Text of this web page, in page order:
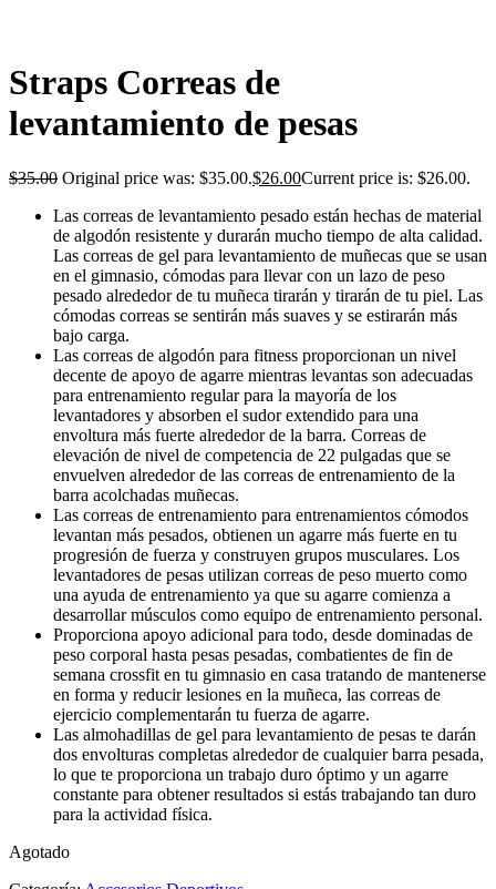
Straps Correas de
levantamiento de pesas
$35.00 Original price was: $35.00.$26.00Current price is: $26.00.
Las correas de levantamiento pesado están hechas de material
de algodón resistente y durarán mucho tiempo de alta calidad.
Las correas de gel para levantamiento de muñecas que se usan
en el gimnasio, cómodas para llevar con un lazo de peso
pesado alrededor de tu muñeca tirarán y tirarán de tu piel. Las
cómodas correas se sentirán más suaves y se estirarán más
bajo carga.
Las correas de algodón para fitness proporcionan un nivel
decente de apoyo de agarre mientras levantas son adecuadas
para entrenamiento regular para la mayoría de los
levantadores y absorben el sudor extendido para una
envoltura más fuerte alrededor de la barra. Correas de
elevación de nivel de competencia de 22 pulgadas que se
envuelven alrededor de las correas de entrenamiento de la
barra acolchadas muñecas.
Las correas de entrenamiento para entrenamientos cómodos
levantan más pesados, obtienen un agarre más fuerte en tu
progresión de fuerza y construyen grupos musculares. Los
levantadores de pesas utilizan correas de peso muerto como
una ayuda de entrenamiento ya que su agarre comienza a
desarrollar músculos como equipo de entrenamiento personal.
Proporciona apoyo adicional para todo, desde dominadas de
peso corporal hasta pesas pesadas, combatientes de fin de
semana crossfit en tu gimnasio en casa tratando de mantenerse
en forma y reducir lesiones en la muñeca, las correas de
ejercicio complementarán tu fuerza de agarre.
Las almohadillas de gel para levantamiento de pesas te darán
dos envolturas completas alrededor de cualquier barra pesada,
lo que te proporciona un trabajo duro óptimo y un agarre
constante para obtener resultados si estás trabajando tan duro
para la actividad física.
Agotado